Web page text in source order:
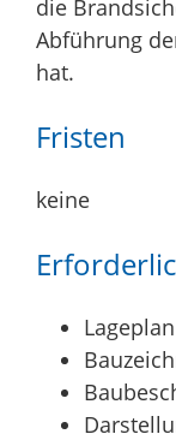
die
Abführung
hat.
Fristen
keine
Lageplan